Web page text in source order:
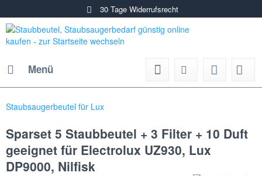
30 Tage Widerrufsrecht
Menü
Staubsaugerbeutel für Lux
Sparset 5 Staubbeutel + 3 Filter + 10 Duft
geeignet für Electrolux UZ930, Lux
DP9000, Nilfisk